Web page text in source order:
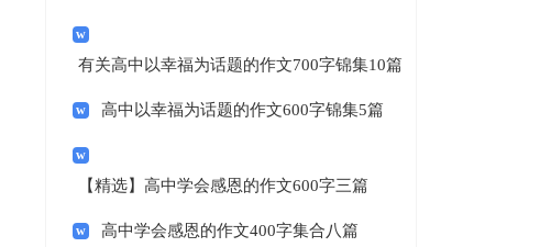
有关高中以幸福为话题的作文700字锦集10篇
高中以幸福为话题的作文600字锦集5篇
【精选】高中学会感恩的作文600字三篇
高中学会感恩的作文400字集合八篇